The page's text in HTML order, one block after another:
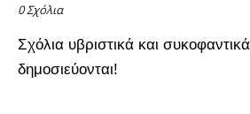
0 Σχόλια
Σχόλια υβριστικά και
δημοσιεύονται!